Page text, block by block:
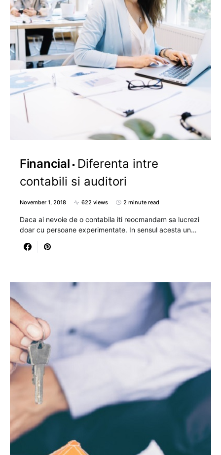
Financial
Diferenta intre
contabili si auditori
November 1, 2018 622 views 2 minute read
Daca ai nevoie de o contabila iti reocmandam sa lucrezi
doar cu persoane experimentate. In sensul acesta un…